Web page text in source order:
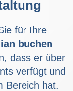
für Ihre
buchen
dass er über
verfügt und
Bereich hat.